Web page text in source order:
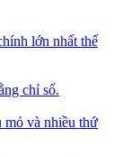
lớn nhất thế
chỉ số.
và nhiều thứ